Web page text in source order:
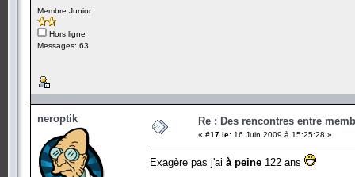
Membre Junior
Hors ligne
Messages: 63
neroptik Re : Des rencontres entre
« #17 le: 16 Juin 2009 à 15:25:28 »
Exagère pas j'ai à peine 122 ans